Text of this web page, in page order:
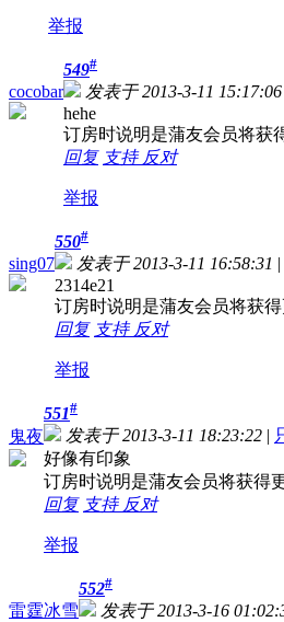
举报
cocobar
549#
发表于 2013-3-11 15:17:06
hehe
订房时说明是蒲友会员将获
回复 支持 反对
举报
sing07
550#
发表于 2013-3-11 16:58:31 |
2314e21
订房时说明是蒲友会员将获
回复 支持 反对
举报
鬼夜
551#
发表于 2013-3-11 18:23:22 |
好像有印象
订房时说明是蒲友会员将获得
回复 支持 反对
举报
雷霆冰雪
552#
发表于 2013-3-16